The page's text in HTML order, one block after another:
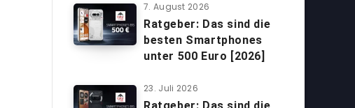
7. August 2026
Ratgeber: Das sind die
besten Smartphones
unter 500 Euro [2026]
23. Juli 2026